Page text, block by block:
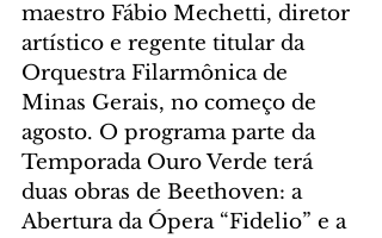
maestro Fábio Mechetti, diretor
artístico e regente titular da
Orquestra Filarmônica de
Minas Gerais, no começo de
agosto. O programa parte da
Temporada Ouro Verde terá
duas obras de Beethoven: a
Abertura da Ópera “Fidelio” e a